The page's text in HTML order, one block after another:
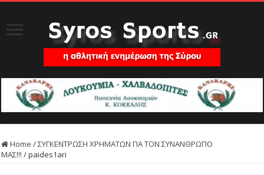
Home /ΣΥΓΚΕΝΤΡΩΣΗ ΧΡΗΜΑΤΩΝ ΓΙΑ ΤΟΝ ΣΥΝΑΝΘΡΩΠΟ
ΜΑΣ!!! /paides1ari